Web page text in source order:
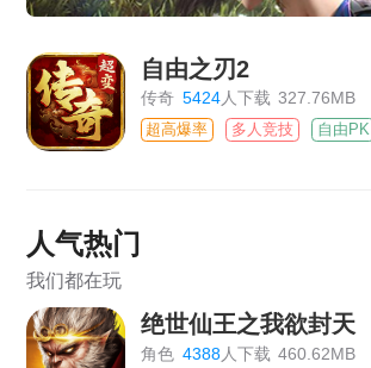
自由之刃2
传奇 5424人下载 327.76MB
超高爆率 多人竞技 自由PK
人气热门
我们都在玩
绝世仙王之我欲封天
角色 4388人下载 460.62MB